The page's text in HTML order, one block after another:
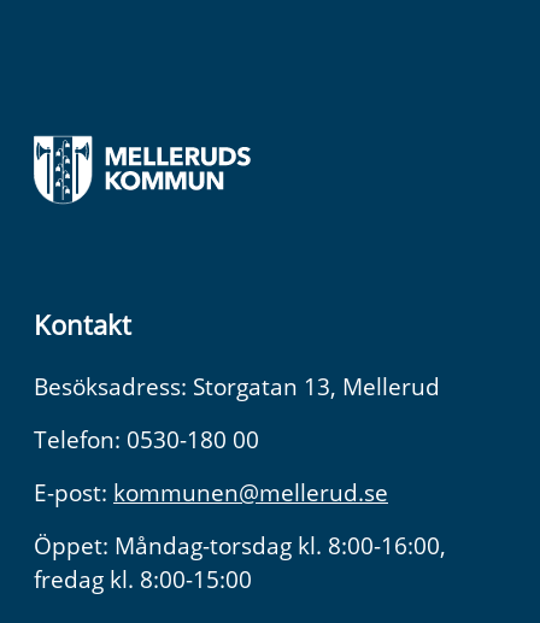
Kontakt
Besöksadress: Storgatan 13, Mellerud
Telefon: 0530-180 00
E-post: kommunen@mellerud.se
Öppet: Måndag-torsdag kl. 8:00-16:00,
fredag kl. 8:00-15:00